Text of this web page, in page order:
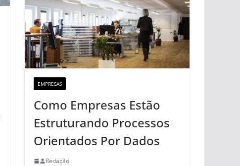
EMPRESAS
Como Empresas Estão
Estruturando Processos
Orientados Por Dados
Redação